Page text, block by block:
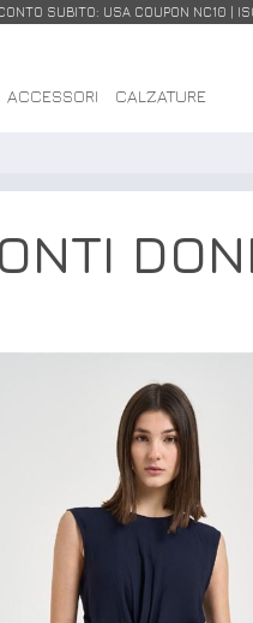
ACCESSORI
CALZATURE
SUBITO: USA COUPON NC10 |